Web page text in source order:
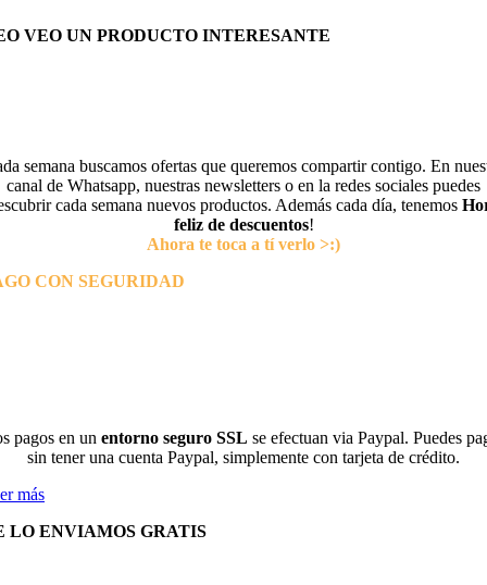
VEO UN PRODUCTO INTERESANTE
semana buscamos ofertas que queremos compartir contigo. En
canal de Whatsapp, nuestras newsletters o en la redes sociales puedes
cada semana nuevos productos. Además cada día, tenemos
feliz de descuentos!
Ahora te toca a tí verlo >:)
CON SEGURIDAD
pagos en un entorno seguro SSL se efectuan via Paypal. Puedes
sin tener una cuenta Paypal, simplemente con tarjeta de crédito.
más
LO ENVIAMOS GRATIS